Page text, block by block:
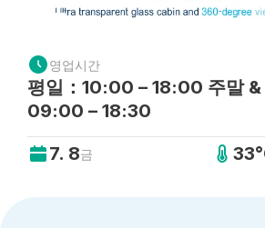
영업시간
평일：10:00 – 18:00 주말 &
09:00 – 18:30
7. 8금